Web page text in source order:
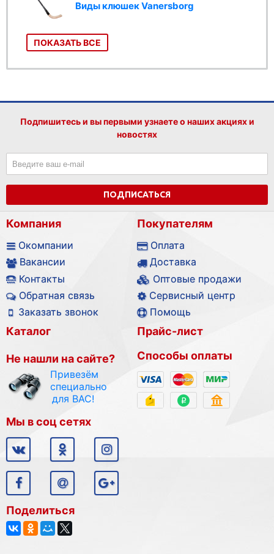
Виды клюшек Vanersborg
ПОКАЗАТЬ ВСЕ
Подпишитесь и вы первыми узнаете о наших акциях и
новостях
ПОДПИСАТЬСЯ
Компания
Окомпании
Вакансии
Контакты
Обратная связь
Заказать звонок
Покупателям
Оплата
Доставка
Оптовые продажи
Сервисный центр
Помощь
Каталог
Не нашли на сайте?
Привезём
специально
для ВАС!
Прайс-лист
Способы оплаты
Мы в соц сетях
Поделиться